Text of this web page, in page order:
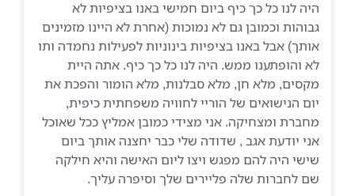
היה לנו כל כך כיף ביום חמישי באנו בציפיות לא
גבוהות וכמובן גם לא נמוכות (אחרת לא היינו מזמינים
אותך) אבל באנו בציפיות בינוניות לפעילות נחמדה ותו
לא והופתענו ממש. היה לנו כל כך כיף. אתה היית
מקסים, מלא חן, מלא סבלנות, מלא הומור והפכת את
יום הנישואים של הוריי לחוויה משפחתית כיפית,
מחברת ומצחיקה. אני מצידי כמובן אמליץ ככל שאוכל
אני יודעת אגב , שדודה שלי כבר יחצנה אותך ביום
שישי היה להם מפגש ויצו ליום האישה והיא חילקה
שם לחברות שלה פליירים שלך וסיפרה עליך.